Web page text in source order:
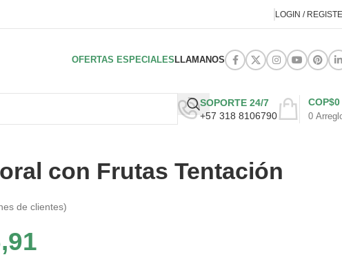
LOGIN /
OFERTAS ESPECIALES LLAMANOS
SOPORTE 24/7
+57 318 8106790
0
COP$0
con Frutas Tentación
de clientes)